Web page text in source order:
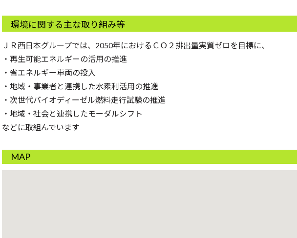
環境に関する主な取り組み等
ＪＲ西日本グループでは、2050年におけるＣＯ２排出量実質ゼロを目標に、
・再生可能エネルギーの活用の推進
・省エネルギー車両の投入
・地域・事業者と連携した水素利活用の推進
・次世代バイオディーゼル燃料走行試験の推進
・地域・社会と連携したモーダルシフト
などに取組んでいます
MAP